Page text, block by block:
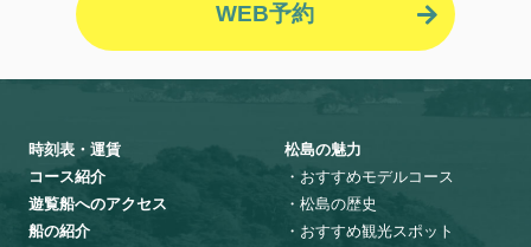
WEB予約
時刻表・運賃
コース紹介
遊覧船へのアクセス
船の紹介
松島の魅力
・おすすめモデルコース
・松島の歴史
・おすすめ観光スポット